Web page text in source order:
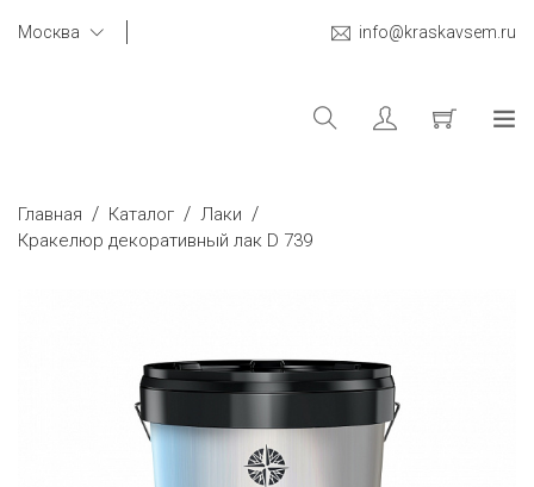
Москва info@kraskavsem.ru
Главная / Каталог / Лаки /
Кракелюр декоративный лак D 739